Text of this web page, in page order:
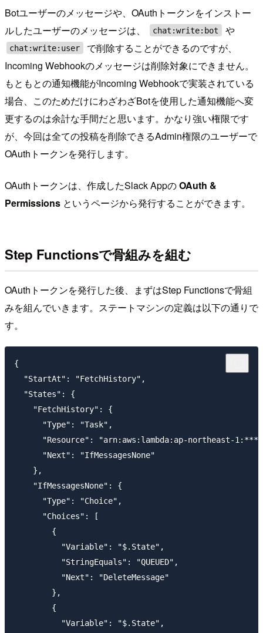
Botユーザーのメッセージや、OAuthトークンをインストー
ルしたユーザーのメッセージは、
chat:write:bot や
chat:write:user
で削除することができるのですが、
Incoming Webhookのメッセージは削除対象にできません。
もともとの通知機能がIncoming Webhookで実装されている
場合、このためだけにわざわざBotを使用した通知機能へ変
更するのは余計な手間だと思います。かなり強い権限です
が、今回は全ての投稿を削除できるAdmin権限のユーザーで
OAuthトークンを発行します。
OAuthトークンは、作成したSlack AppのOAuth &
Permissions というページから発行することができます。
Step Functionsで骨組みを組む
OAuthトークンを発行した後、まずはStep Functionsで骨組
みを組んでいきます。ステートマシンの定義は以下の通りで
す。
{
  "StartAt": "FetchHistory",
  "States": {
    "FetchHistory": {
      "Type": "Task",
"Resource": "arn:aws:lambda:ap-northeast-
      "Next": "IfMessagesNone"
    },
    "IfMessagesNone": {
      "Type": "Choice",
      "Choices": [
        {
          "Variable": "$.State",
          "StringEquals": "QUEUED",
          "Next": "DeleteMessage"
        },
        {
          "Variable": "$.State",